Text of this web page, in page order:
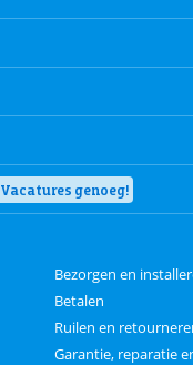
Vacatures genoeg!
Bezorgen en
Betalen
Ruilen en
Garantie, reparatie